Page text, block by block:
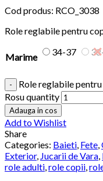
Cod produs: RCO_3038
Role reglabile pentru
Marime 34-37
Role reglabile
Rosu quantity
Adauga in cos
Add to Wishlist
Share
Categories: Baieti, Fete,
Exterior, Jucarii de Vara,
role adulti,role copii,